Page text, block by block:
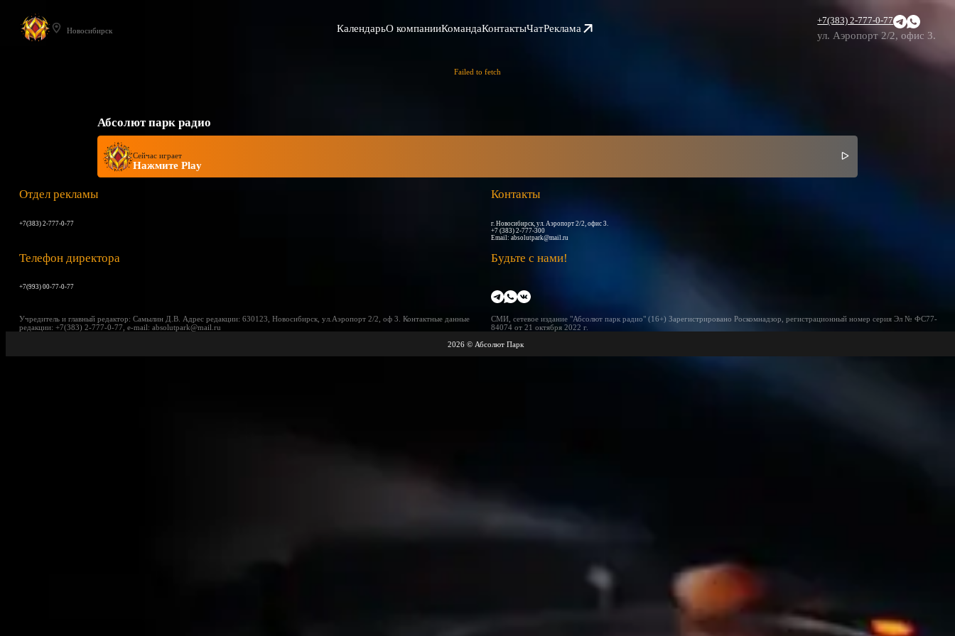
Новосибирск КалендарьО компанииКомандаКонтактыЧатРеклама
+7(383) 2-777-0-77
ул. Аэропорт 2/2, офис 3.
Failed to fetch
Абсолют парк радио
Сейчас играет
Нажмите Play
Отдел рекламы
+7(383) 2-777-0-77
Контакты
г. Новосибирск, ул. Аэропорт 2/2, офис 3.
+7 (383) 2-777-300
Email: absolutpark@mail.ru
Телефон директора
+7(993) 00-77-0-77
Будьте с нами!
Учредитель и главный редактор: Самылин Д.В. Адрес редакции: 630123, Новосибирск, ул.Аэропорт 2/2, оф 3. Контактные данные
редакции: +7(383) 2-777-0-77, e-mail: absolutpark@mail.ru
СМИ, сетевое издание "Абсолют парк радио" (16+) Зарегистрировано Роскомнадзор, регистрационный номер серия Эл № ФС77-
84074 от 21 октября 2022 г.
2026 © Абсолют Парк